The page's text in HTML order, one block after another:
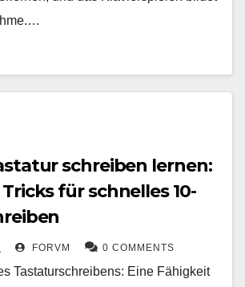
schreiben lernen:
für schnelles 10-
FORVM 0 COMMENTS
Tastaturschreibens: Eine Fähigkeit